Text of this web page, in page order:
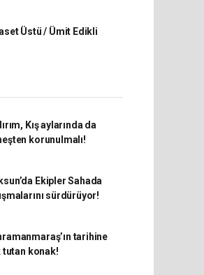
Üstü / Ümit Edikli
Kış aylarında da
korunulmalı!
Ekipler Sahada
sürdürüyor!
tarihine
tutan konak!